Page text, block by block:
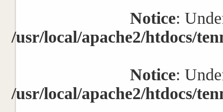
Notice:
/usr/local/apache2/htdocs/
Notice:
/usr/local/apache2/htdocs/